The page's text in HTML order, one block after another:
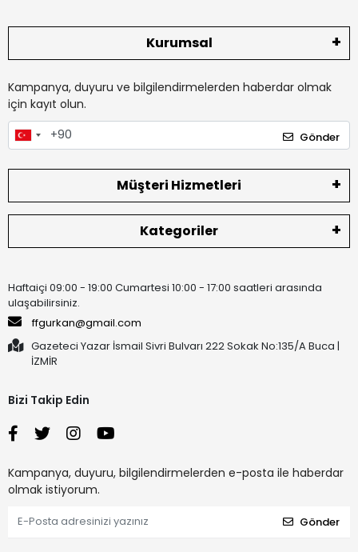
Kurumsal
Kampanya, duyuru ve bilgilendirmelerden haberdar olmak
için kayıt olun.
Gönder
Müşteri Hizmetleri
Kategoriler
Haftaiçi 09:00 - 19:00 Cumartesi 10:00 - 17:00 saatleri arasında
ulaşabilirsiniz.
ffgurkan@gmail.com
Gazeteci Yazar İsmail Sivri Bulvarı 222 Sokak No:135/A Buca |
İZMİR
Bizi Takip Edin
Kampanya, duyuru, bilgilendirmelerden e-posta ile haberdar
olmak istiyorum.
Gönder